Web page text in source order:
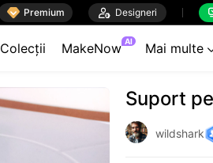
 Premium  Designeri
Colecții MakeNow AI Mai multe
Suport
wildshark